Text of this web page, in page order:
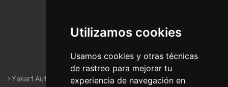
Utilizamos cookies
Usamos cookies y otras técnicas
de rastreo para mejorar tu
experiencia de navegación en
Autocaravanas Yakart Valencia
Autocaravanas Yakart Vitoria
Yakart Autocaravanas · La empresa